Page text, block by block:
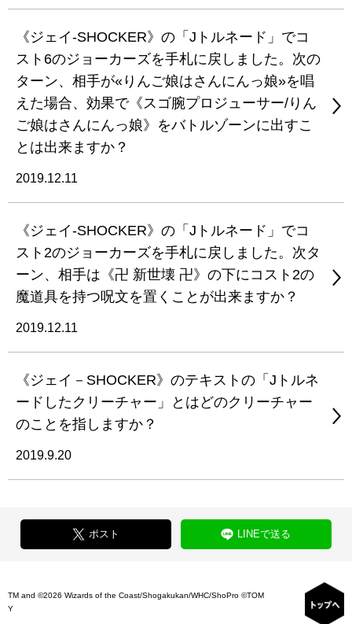
《ジェイ-SHOCKER》の「Jトルネード」でコ
スト6のジョーカーズを手札に戻しました。次の
ターン、相手が«りんご娘はさんにんっ娘»を唱
えた場合、効果で《スゴ腕プロジューサー/りん
ご娘はさんにんっ娘》をバトルゾーンに出すこ
とは出来ますか？
2019.12.11
《ジェイ-SHOCKER》の「Jトルネード」でコ
スト2のジョーカーズを手札に戻しました。次タ
ーン、相手は《卍 新世壊 卍》の下にコスト2の
魔道具を持つ呪文を置くことが出来ますか？
2019.12.11
《ジェイ－SHOCKER》のテキストの「Jトルネ
ードしたクリーチャー」とはどのクリーチャー
のことを指しますか？
2019.9.20
ポスト LINEで送る
TM and ©2026 Wizards of the Coast/Shogakukan/WHC/ShoPro ©TOM
Y